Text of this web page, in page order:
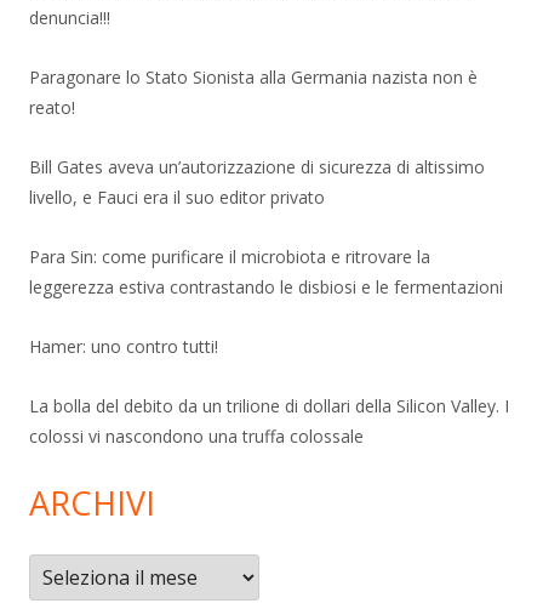
denuncia!!!
Paragonare lo Stato Sionista alla Germania nazista non è
reato!
Bill Gates aveva un’autorizzazione di sicurezza di altissimo
livello, e Fauci era il suo editor privato
Para Sin: come purificare il microbiota e ritrovare la
leggerezza estiva contrastando le disbiosi e le fermentazioni
Hamer: uno contro tutti!
La bolla del debito da un trilione di dollari della Silicon Valley. I
colossi vi nascondono una truffa colossale
ARCHIVI
Archivi